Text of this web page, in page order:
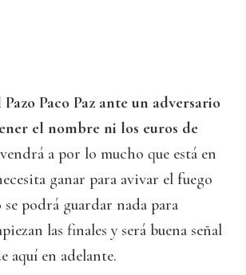
Paco Paz ante un adversario
el nombre ni los euros de
a por lo mucho que está en
ganar para avivar el fuego
podrá guardar nada para
las finales y será buena señal
aquí en adelante.